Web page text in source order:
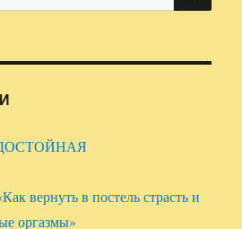
вернуть в постель страсть и
оргазмы»